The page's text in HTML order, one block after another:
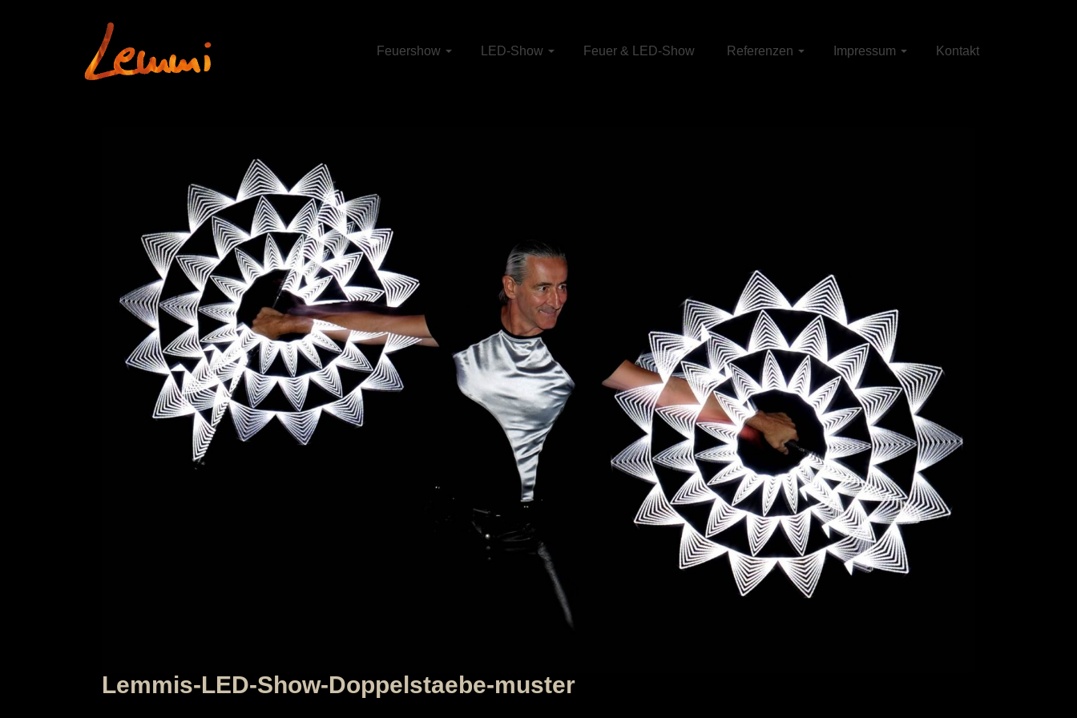
Feuershow LED-Show Feuer & LED-Show Referenzen Impressum Kontakt
Lemmis-LED-Show-Doppelstaebe-muster